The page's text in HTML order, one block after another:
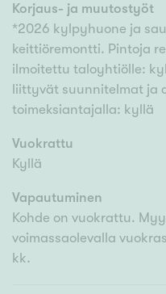
Korjaus- ja muutostyöt
*2026 kylpyhuone ja
keittiöremontti. Pintoja
ilmoitettu taloyhtiölle:
liittyvät suunnitelmat ja
toimeksiantajalla: kyllä
Vuokrattu
Kyllä
Vapautuminen
Kohde on vuokrattu.
voimassaolevalla
kk.